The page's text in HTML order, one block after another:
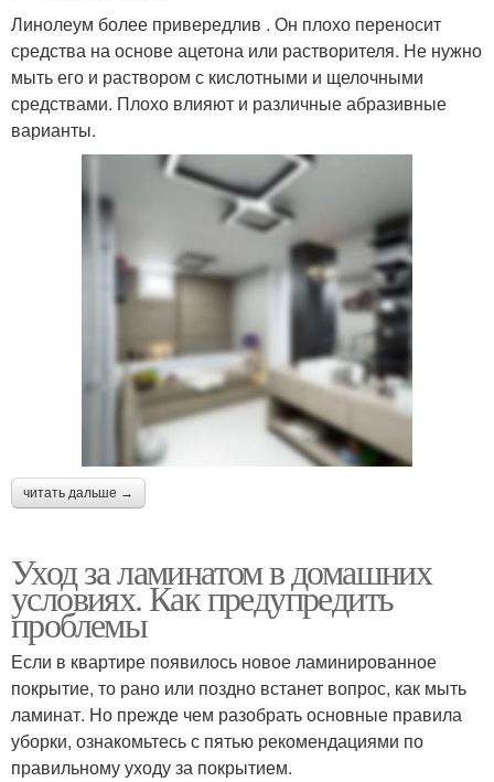
Линолеум более привередлив . Он плохо переносит
средства на основе ацетона или растворителя. Не нужно
мыть его и раствором с кислотными и щелочными
средствами. Плохо влияют и различные абразивные
варианты.
читать дальше →
Уход за ламинатом в домашних
условиях. Как предупредить
проблемы
Если в квартире появилось новое ламинированное
покрытие, то рано или поздно встанет вопрос, как мыть
ламинат. Но прежде чем разобрать основные правила
уборки, ознакомьтесь с пятью рекомендациями по
правильному уходу за покрытием.